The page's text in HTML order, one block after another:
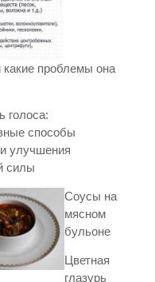
какие проблемы она
голоса:
способы
улучшения
силы
Соусы на
мясном
бульоне
Цветная
глазурь